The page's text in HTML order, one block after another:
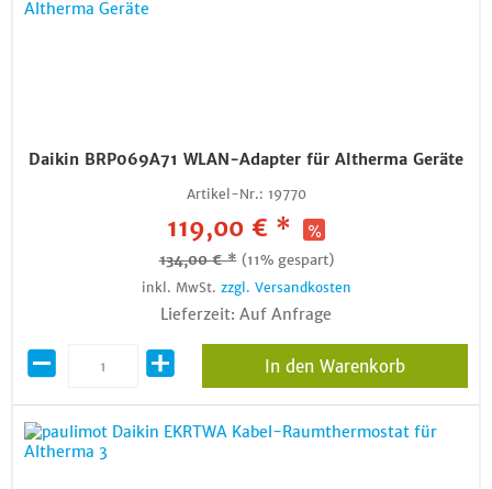
Daikin BRP069A71 WLAN-Adapter für Altherma Geräte
Artikel-Nr.: 19770
119,00 € *
134,00 € * (11% gespart)
inkl. MwSt. zzgl. Versandkosten
Lieferzeit: Auf Anfrage
In den Warenkorb